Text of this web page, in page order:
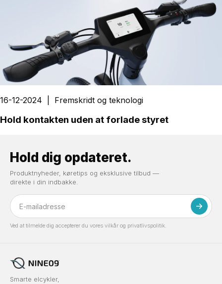
16-12-2024 Fremskridt og teknologi
Hold kontakten uden at forlade styret
Hold dig opdateret.
Produktnyheder, køretips og eksklusive tilbud —
direkte i din indbakke.
Ved at tilmelde dig accepterer du vores vilkår og privatlivspolitik.
Smarte elcykler,